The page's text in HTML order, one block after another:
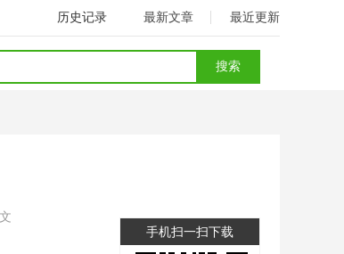
历史记录 最新文章 最近更新
手机扫一扫下载